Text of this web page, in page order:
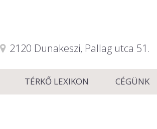
2120 Dunakeszi, Pallag utca 51.
TÉRKŐ LEXIKON CÉGÜNK